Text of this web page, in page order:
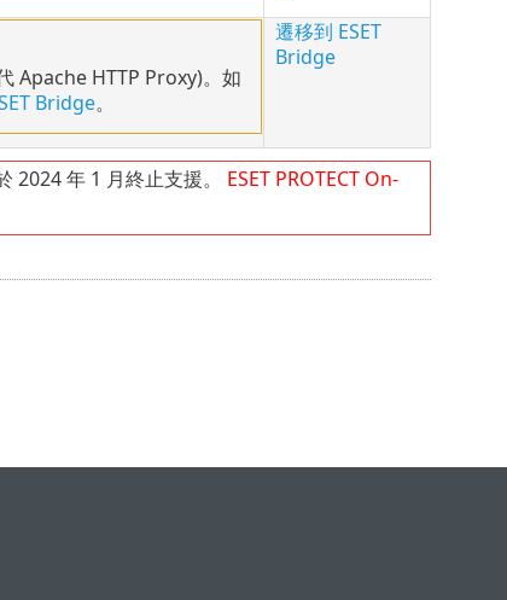
Apache HTTP Proxy)。如
Bridge。
遷移到 ESET
Bridge
2024 年 1 月終止支援。 ESET PROTECT On-